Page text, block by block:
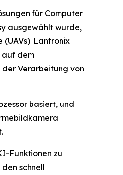
für Computer
ausgewählt wurde,
Lantronix
auf dem
Verarbeitung von
basiert, und
Funktionen zu
schnell